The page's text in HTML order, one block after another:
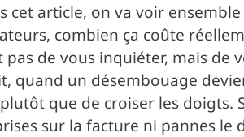
cet article, on va voir
combien ça coûte
pas de vous inquiéter, mais
quand un désembouage
que de croiser les doigts.
sur la facture ni pannes le